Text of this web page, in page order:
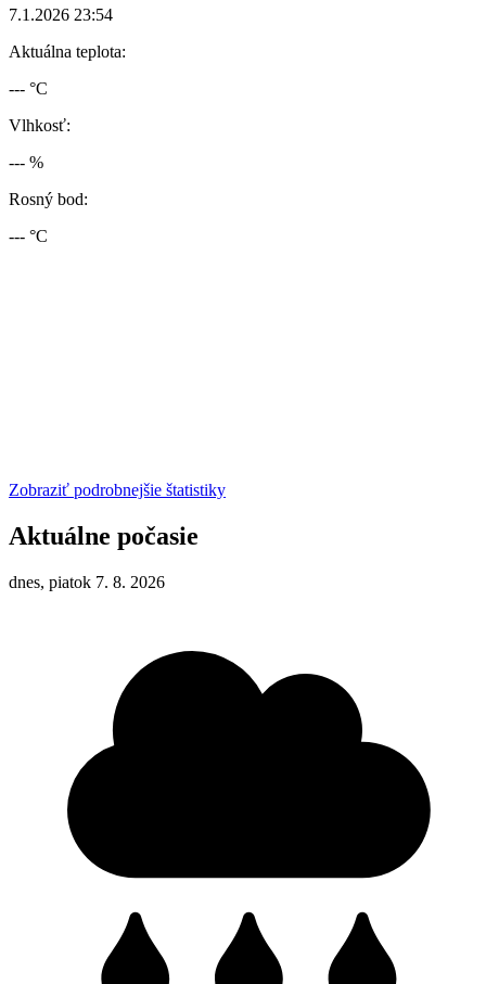
7.1.2026 23:54
Aktuálna teplota:
--- °C
Vlhkosť:
--- %
Rosný bod:
--- °C
Zobraziť podrobnejšie štatistiky
Aktuálne počasie
dnes, piatok 7. 8. 2026